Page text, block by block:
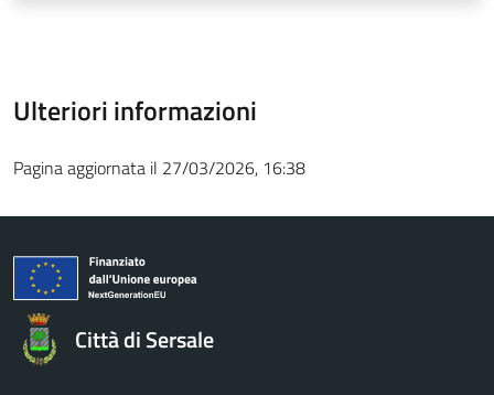
Ulteriori informazioni
Pagina aggiornata il 27/03/2026, 16:38
Città di Sersale